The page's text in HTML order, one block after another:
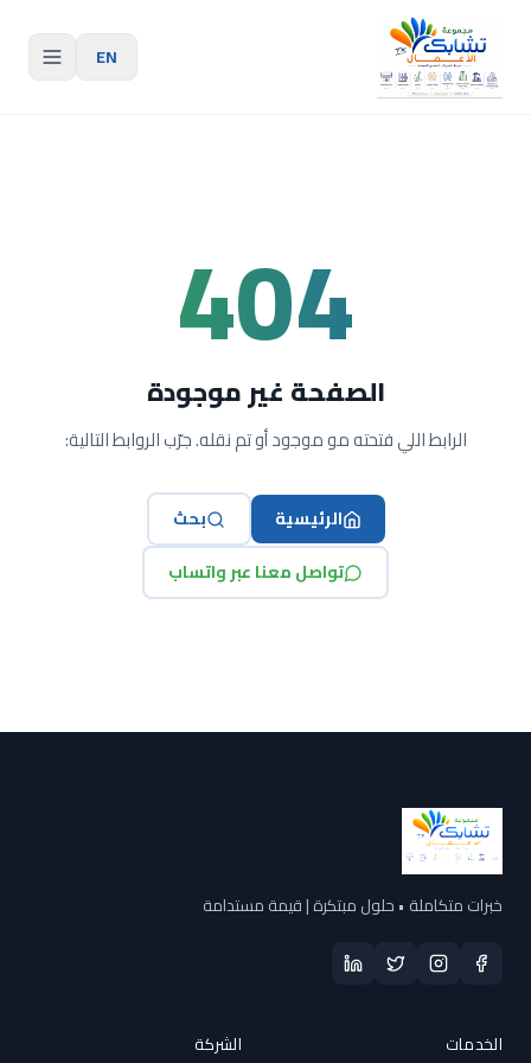
EN
404
الصفحة غير موجودة
الرابط اللي فتحته مو موجود أو تم نقله. جرّب الروابط التالية:
الرئيسية
بحث
تواصل معنا عبر واتساب
خبرات متكاملة • حلول مبتكرة | قيمة مستدامة
الخدمات الشركة